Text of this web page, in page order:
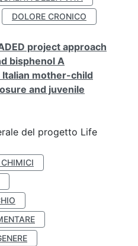
DOLORE CRONICO
project approach
bisphenol A
mother-child
and juvenile
del progetto Life